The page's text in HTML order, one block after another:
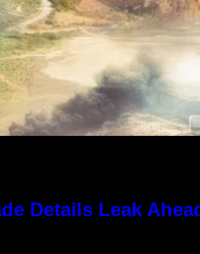
Details Leak